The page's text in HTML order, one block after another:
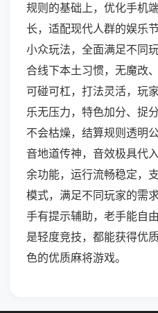
规则的基础上，优化手机
长，适配现代人群的娱乐
小众玩法，全面满足不同
合线下本土习惯，无魔改
可碰可杠，打法灵活，玩
乐无压力，特色加分、捉
不会枯燥，结算规则透明
音地道传神，音效极具代
余功能，运行流畅稳定，
模式，满足不同玩家的需
手有提示辅助，老手能自
是轻度竞技，都能获得优
色的优质麻将游戏。